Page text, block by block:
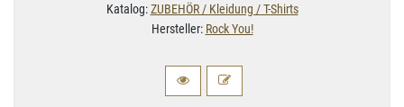
Katalog:ZUBEHÖR / Kleidung / T-Shirts
Hersteller: Rock You!